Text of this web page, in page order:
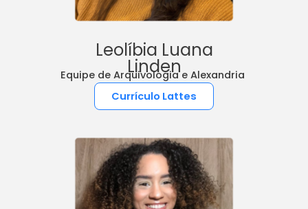
Leolíbia Luana
Linden
Equipe de Arquivologia e Alexandria
Currículo Lattes